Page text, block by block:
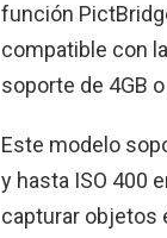
función
compatible con
soporte de 4GB
Este modelo
y hasta ISO 400
capturar objetos